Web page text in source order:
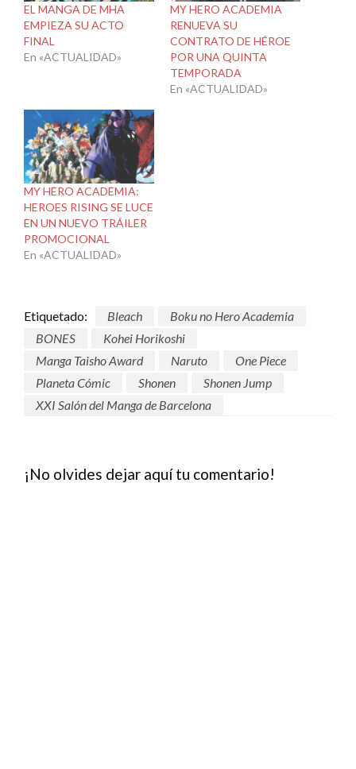
EL MANGA DE MHA
EMPIEZA SU ACTO
FINAL
En «ACTUALIDAD»
MY HERO ACADEMIA
RENUEVA SU
CONTRATO DE HÉROE
POR UNA QUINTA
TEMPORADA
En «ACTUALIDAD»
MY HERO ACADEMIA:
HEROES RISING SE LUCE
EN UN NUEVO TRÁILER
PROMOCIONAL
En «ACTUALIDAD»
Etiquetado: Bleach
Boku no Hero Academia
BONES
Kohei Horikoshi
Manga Taisho Award
Naruto
One Piece
Planeta Cómic
Shonen
Shonen Jump
XXI Salón del Manga de Barcelona
¡No olvides dejar aquí tu comentario!